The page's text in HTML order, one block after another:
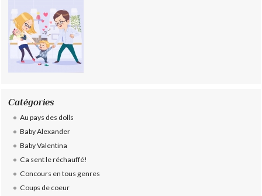
Catégories
Au pays des dolls
Baby Alexander
Baby Valentina
Ca sent le réchauffé!
Concours en tous genres
Coups de coeur